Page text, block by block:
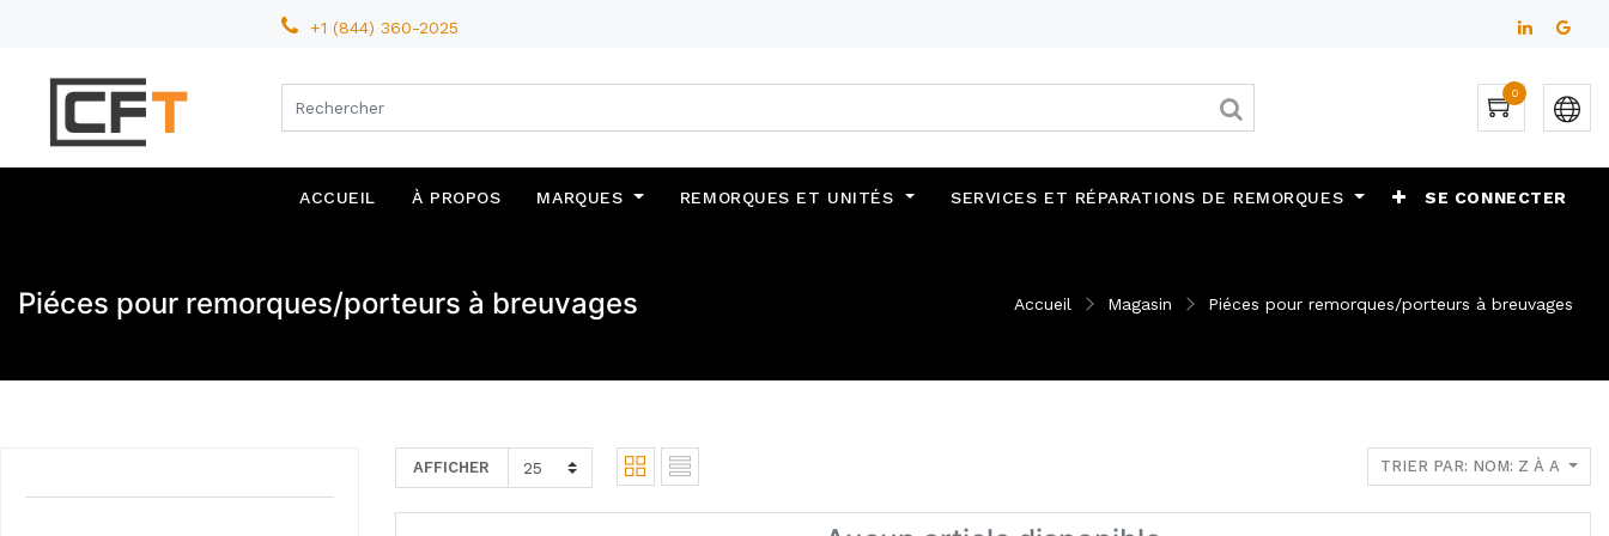
+1 (844) 360-2025
0
ACCUEIL À PROPOS MARQUES REMORQUES ET UNITÉS SERVICES ET RÉPARATIONS DE REMORQUES SE CONNECTER
Piéces pour remorques/porteurs à breuvages Accueil Magasin Piéces pour remorques/porteurs à breuvages
AFFICHER TRIER PAR: NOM: Z À A